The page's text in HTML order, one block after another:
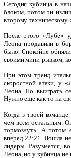
Сегодня кубинца в
блоком, потом он
второму техническому
После этого «Лубе»
Леона продавили в
было. Спокойно
своими мини-рывком,
При этом тренд
скоростной атаки, у
Леона. Но выиграть
Нужно еще как-то на
Когда в твоей
чем всем остальным.
тормознуть. А потом
вперед 22:21. Пошла
лидеры. Разумеется,
Леона, но у кубинца не